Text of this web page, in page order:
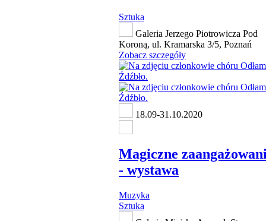
Sztuka
Galeria Jerzego Piotrowicza Pod
Koroną, ul. Kramarska 3/5, Poznań
Zobacz szczegóły
18.09-31.10.2020
Magiczne
- wystawa
Muzyka
Sztuka